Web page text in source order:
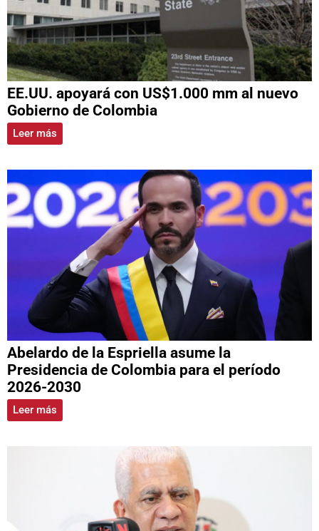
EE.UU. apoyará con US$1.000 mm al nuevo
Gobierno de Colombia
Leer más
Abelardo de la Espriella asume la
Presidencia de Colombia para el período
2026-2030
Leer más